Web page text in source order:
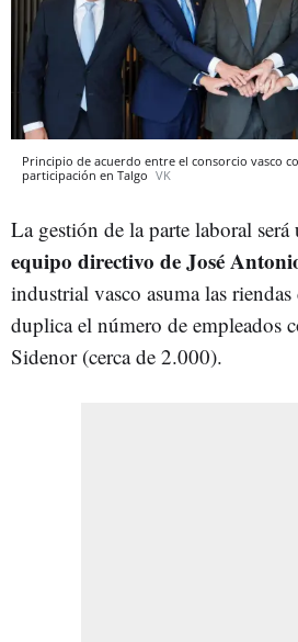
Principio de acuerdo entre el consorcio vasco
participación en Talgo VK
La gestión de la parte laboral será
equipo directivo de José
industrial vasco asuma las
duplica el número de empleados
Sidenor (cerca de 2.000).